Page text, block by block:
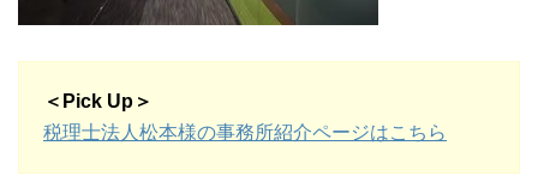
＜Pick Up＞
税理士法人松本様の事務所紹介ページはこちら